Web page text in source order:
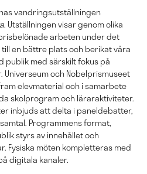
vandringsutställningen
. Utställningen visar genom olika
arbeten under det
en bättre plats och berikat våra
publik med särskilt fokus på
Universeum och Nobelprismuseet
elevmaterial och i samarbete
skolprogram och läraraktiviteter.
inbjuds att delta i paneldebatter,
Programmens format,
styrs av innehållet och
Fysiska möten kompletteras med
digitala kanaler.